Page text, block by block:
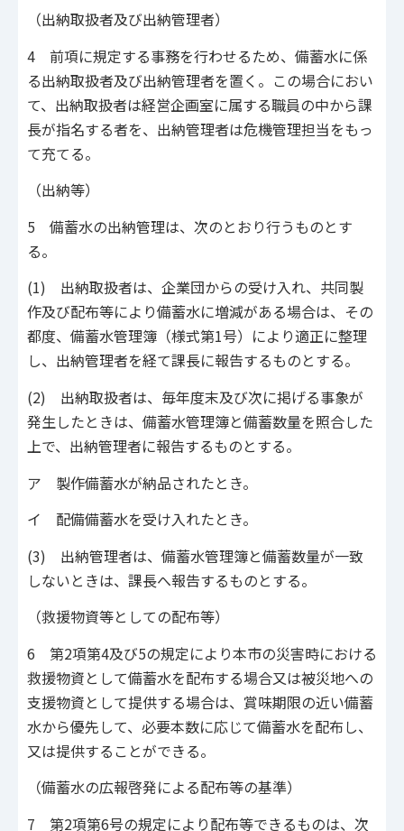
（出納取扱者及び出納管理者）
4 前項に規定する事務を行わせるため、備蓄水に係
る出納取扱者及び出納管理者を置く。この場合におい
て、出納取扱者は経営企画室に属する職員の中から課
長が指名する者を、出納管理者は危機管理担当をもっ
て充てる。
（出納等）
5 備蓄水の出納管理は、次のとおり行うものとす
る。
(1) 出納取扱者は、企業団からの受け入れ、共同製
作及び配布等により備蓄水に増減がある場合は、その
都度、備蓄水管理簿（様式第1号）により適正に整理
し、出納管理者を経て課長に報告するものとする。
(2) 出納取扱者は、毎年度末及び次に掲げる事象が
発生したときは、備蓄水管理簿と備蓄数量を照合した
上で、出納管理者に報告するものとする。
ア 製作備蓄水が納品されたとき。
イ 配備備蓄水を受け入れたとき。
(3) 出納管理者は、備蓄水管理簿と備蓄数量が一致
しないときは、課長へ報告するものとする。
（救援物資等としての配布等）
6 第2項第4及び5の規定により本市の災害時における
救援物資として備蓄水を配布する場合又は被災地への
支援物資として提供する場合は、賞味期限の近い備蓄
水から優先して、必要本数に応じて備蓄水を配布し、
又は提供することができる。
（備蓄水の広報啓発による配布等の基準）
7 第2項第6号の規定により配布等できるものは、次